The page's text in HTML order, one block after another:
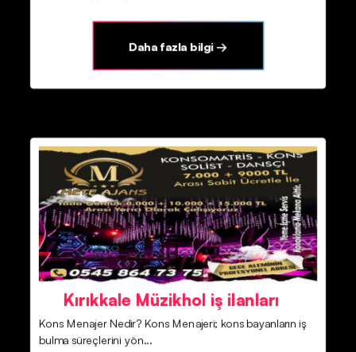
Daha fazla bilgi →
Kırıkkale Müzikhol iş ilanları
Kons Menajer Nedir? Kons Menajeri; kons bayanların iş
bulma süreçlerini yön...